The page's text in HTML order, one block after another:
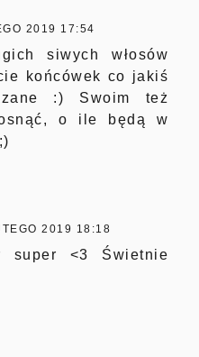
2019 17:54
siwych włosów
końcówek co jakiś
:) Swoim też
o ile będą w
2019 18:18
super <3 Świetnie